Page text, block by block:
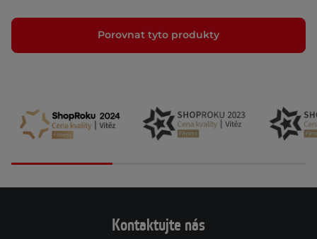
Porovnat tyto produkty
Kontaktujte nás